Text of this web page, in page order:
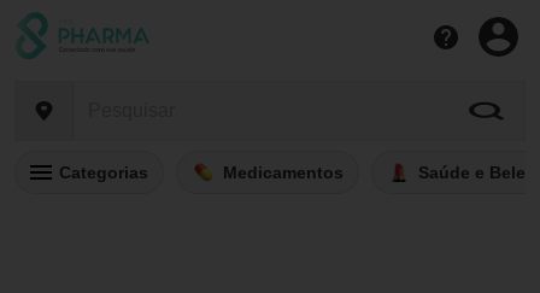
Categorias Medicamentos Saúde e